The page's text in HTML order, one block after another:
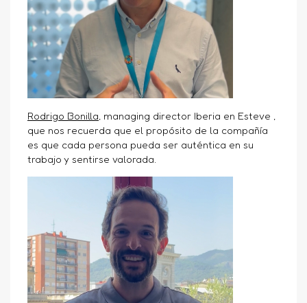
Rodrigo Bonilla, managing director Iberia en Esteve ,
que nos recuerda que el propósito de la compañía
es que cada persona pueda ser auténtica en su
trabajo y sentirse valorada.